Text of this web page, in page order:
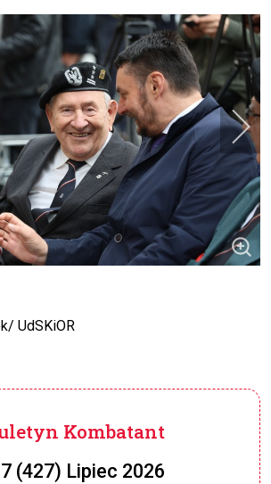
UdSKiOR
Kombatant
(427) Lipiec 2026